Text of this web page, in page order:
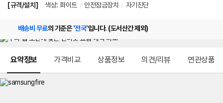
[규격/설치] 색상: 화이트 / 안전잠금장치 / 자기진단
배송비 무료의 기준은'전국'입니다. (도서산간 제외)
요약정보 가격비교 상품정보 의견/리뷰 연관상품